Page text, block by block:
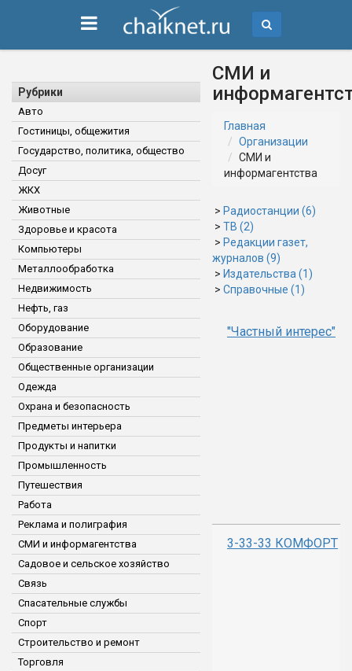
Рубрики
Авто
Гостиницы, общежития
Государство, политика, общество
Досуг
ЖКХ
Животные
Здоровье и красота
Компьютеры
Металлообработка
Недвижимость
Нефть, газ
Оборудование
Образование
Общественные организации
Одежда
Охрана и безопасность
Предметы интерьера
Продукты и напитки
Промышленность
Путешествия
Работа
Реклама и полиграфия
СМИ и информагентства
Садовое и сельское хозяйство
Связь
Спасательные службы
Спорт
Строительство и ремонт
Торговля
СМИ и
Главная
Организации
СМИ и
информагентства
> Радиостанции (6)
> ТВ (2)
> Редакции газет,
журналов (9)
> Издательства (1)
> Справочные (1)
"Частный интерес"
3-33-33 КОМФОРТ